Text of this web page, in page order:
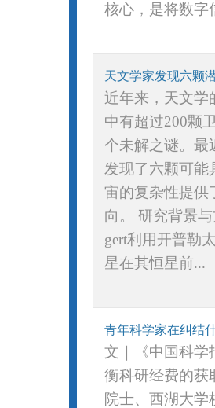
核心，是将数字
天文学家发现六颗
近年来，天文学
中有超过200颗
个未解之谜。最
发现了六颗可能
宙的复杂性提供
向。 研究背景
gert利用开普勒
星在其恒星前...
青年科学家在纠结
文｜《中国科学
衡科研经费的获
院士、西湖大学